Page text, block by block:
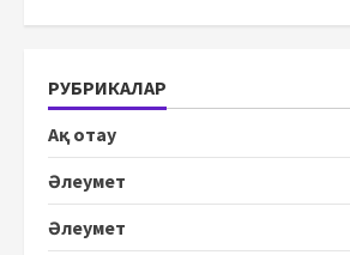
РУБРИКАЛАР
Ақ отау
Әлеумет
Әлеумет